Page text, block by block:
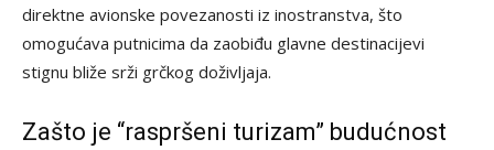
direktne avionske povezanosti iz inostranstva, što
omogućava putnicima da zaobiđu glavne destinacijevi
stignu bliže srži grčkog doživljaja.
Zašto je “raspršeni turizam” budućnost